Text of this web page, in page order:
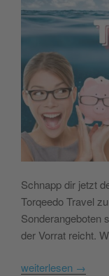
Schnapp dir jetzt
Torqeedo Travel
Sonderangeboten
der Vorrat reicht.
weiterlesen →